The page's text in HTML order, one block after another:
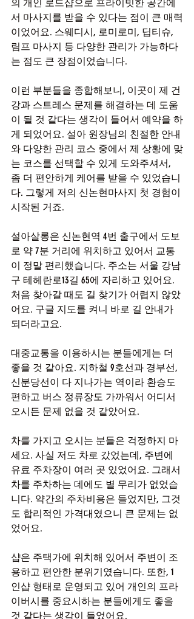
의 개인 로드샵으로 프라이빗한 공간에
서 마사지를 받을 수 있다는 점이 큰 매력
이었어요. 스웨디시, 로미로미, 딥티슈,
림프 마사지 등 다양한 관리가 가능하다
는 점도 큰 장점이었습니다.
이런 부분들을 종합해보니, 이곳이 제 건
강과 스트레스 문제를 해결하는 데 도움
이 될 것 같다는 생각이 들어서 예약을 하
게 되었어요. 설아 원장님의 친절한 안내
와 다양한 관리 코스 중에서 제 상황에 맞
는 코스를 선택할 수 있게 도와주셔서,
좀 더 편안하게 케어를 받을 수 있었습니
다. 그렇게 저의 신논현마사지 첫 경험이
시작된 거죠.
설아살롱은 신논현역 4번 출구에서 도보
로 약 7분 거리에 위치하고 있어서 교통
이 정말 편리했습니다. 주소는 서울 강남
구 테헤란로13길 65에 자리하고 있어요.
처음 찾아갈 때도 길 찾기가 어렵지 않았
어요. 구글 지도를 켜니 바로 길 안내가
되더라고요.
대중교통을 이용하시는 분들에게는 더
좋을 것 같아요. 지하철 9호선과 경부선,
신분당선이 다 지나가는 역이라 환승도
편하고 버스 정류장도 가까워서 어디서
오시든 문제 없을 것 같았어요.
차를 가지고 오시는 분들은 걱정하지 마
세요. 사실 저도 차로 갔었는데, 주변에
유료 주차장이 여러 곳 있었어요. 그래서
차를 주차하는 데에도 별 무리가 없었습
니다. 약간의 주차비용은 들었지만, 그것
도 합리적인 가격대였으니 큰 문제는 없
었어요.
샵은 주택가에 위치해 있어서 주변이 조
용하고 편안한 분위기였습니다. 또한, 1
인샵 형태로 운영되고 있어 개인의 프라
이버시를 중요시하는 분들에게도 좋을
것 같다는 생각이 들었어요.